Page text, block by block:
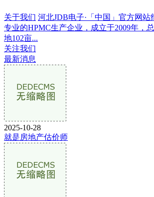
关于我们 河北JDB电子·「中国」官方网站
专业的HPMC生产企业，成立于2009年，
地102亩...
关注我们
最新消息
2025-10-28
就是房地产估价师